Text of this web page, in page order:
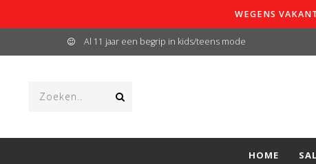
WEGENS
Al 11 jaar een begrip in kids/teens mode
HOME